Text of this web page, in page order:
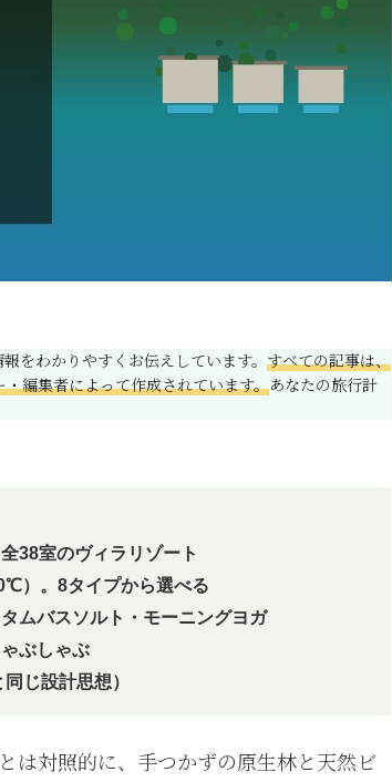
をわかりやすくお伝えしています。 すべての記事は、
編集者によって作成されています。あなたの旅行計
38室のヴィラリゾート
）。8タイプから選べる
ムバスソルト・モーニングヨガ
ぶしゃぶ
じ設計思想）
対照的に、手つかずの原生林と天然ビ